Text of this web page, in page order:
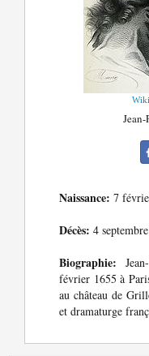
Naissance: 7
Décès: 4
Biographie:
février 1655 à
au château de
et dramaturge